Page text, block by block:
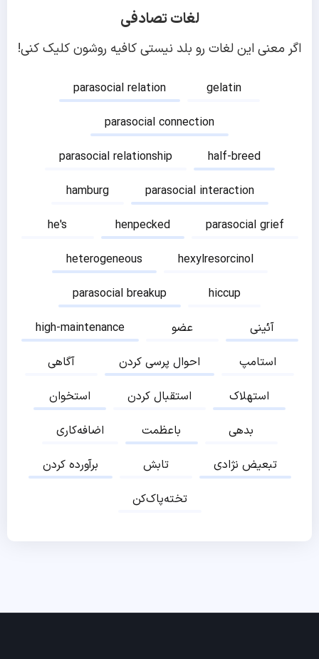
لغات تصادفی
اگر معنی این لغات رو بلد نیستی کافیه روشون کلیک کنی!
parasocial relation
gelatin
parasocial connection
parasocial relationship
half-breed
hamburg
parasocial interaction
he's
henpecked
parasocial grief
heterogeneous
hexylresorcinol
parasocial breakup
hiccup
high-maintenance
عضو
آئینی
آگاهی
احوال پرسی کردن
استامپ
استخوان
استقبال کردن
استهلاک
اضافه‌کاری
باعظمت
بدهی
برآورده کردن
تابش
تبعیض نژادی
تخته‌پاک‌کن